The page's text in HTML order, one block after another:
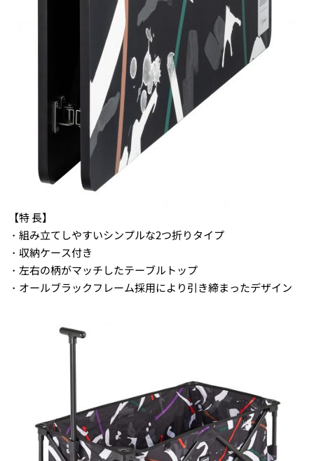
【特 長】
・組み立てしやすいシンプルな2つ折りタイプ
・収納ケース付き
・左右の柄がマッチしたテーブルトップ
・オールブラックフレーム採用により引き締まったデザイン